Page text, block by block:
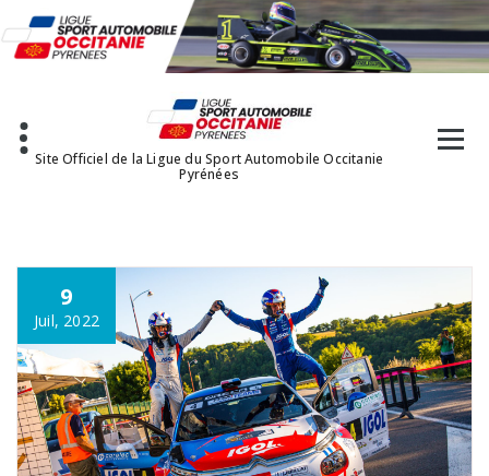
au
contenu
Site Officiel de la Ligue du Sport Automobile Occitanie
Pyrénées
9
Juil, 2022